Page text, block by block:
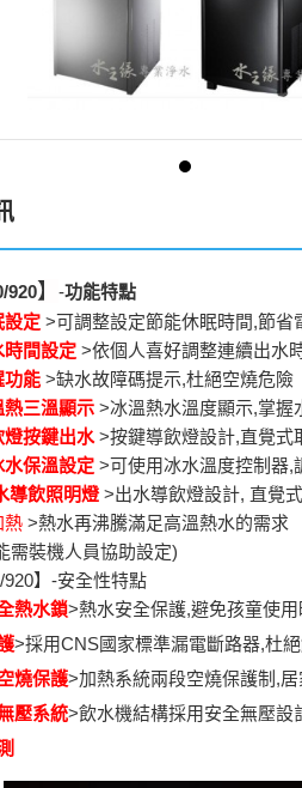
920】 -功能特點
設定 >可調整設定節能休眠時間,節省
間設定>依個人喜好調整連續出水
功能>缺水故障碼提示,杜絕空燒危險
三溫顯示>冰溫熱水溫度顯示,掌握
燈按鍵出水>按鍵導飲燈設計,直覺式
保溫設定>可使用冰水溫度控制器,
導飲照明燈>出水導飲燈設計, 直覺
熱>熱水再沸騰滿足高溫熱水的需求
需裝機人員協助設定)
】-安全性特點
熱水鎖>熱水安全保護,避免孩童使
>採用CNS國家標準漏電斷路器,杜
燒保護>加熱系統兩段空燒保護制,
壓系統>飲水機結構採用安全無壓設